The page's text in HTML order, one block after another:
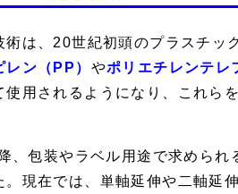
術は、20世紀初頭のプラスチッ
ン（PP） やポリエチレンテレ
使用されるようになり、これら
、包装やラベル用途で求めら
。現在では、単軸延伸や二軸延